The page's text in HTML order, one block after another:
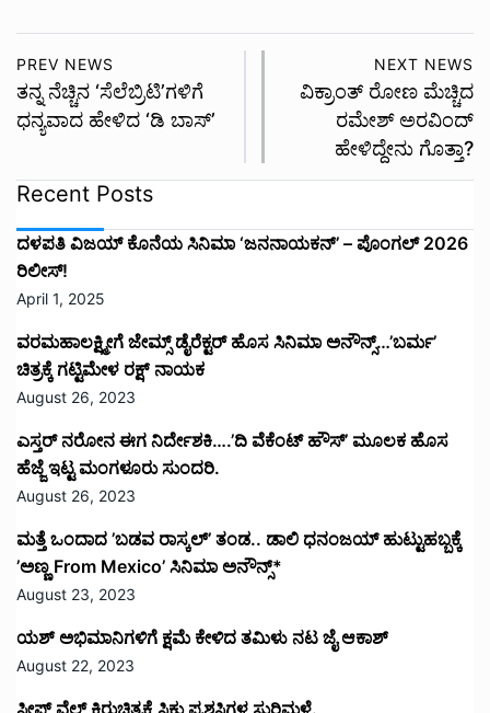
ಹೆಜ್ಜೆ ಇಟ್ಟ ಮಂಗಳೂರು ಸುಂದರಿ.
August 26, 2023
ಮತ್ತೆ ಒಂದಾದ ’ಬಡವ ರಾಸ್ಕಲ್’ ತಂಡ.. ಡಾಲಿ ಧನಂಜಯ್ ಹುಟ್ಟುಹಬ್ಬಕ್ಕೆ
’ಅಣ್ಣ From Mexico’ ಸಿನಿಮಾ ಅನೌನ್ಸ್*
ಯಶ್ ಅಭಿಮಾನಿಗಳಿಗೆ ಕ್ಷಮೆ ಕೇಳಿದ ತಮಿಳು ನಟ ಜೈ ಆಕಾಶ್
August 22, 2023
ಸ್ಲೀಪ್ ವೆಲ್ ಕಿರುಚಿತ್ರಕ್ಕೆ ಸಿಕ್ತು ಪ್ರಶಸ್ತಿಗಳ ಸುರಿಮಳೆ.
August 2, 2023
ಸಿನಿಮಾಟೋಗ್ರಾಫರ್ ಮಸೂದೆ ಅಂಗೀಕಾರ, ಪೈರಸಿಗೆ ಬಿತ್ತು ಬ್ರೇಕ್,
ನಿಯಮ ಉಲ್ಲಂಘಿಸಿದರೆ ಜೈಲೂಟ ಗ್ಯಾರಂಟಿ.
August 1, 2023
ವಾ…ವಾ…ವಾ…ವಾಮನ ಹಾಡು ಬಂತು….ಶೋಕ್ದಾರ್ ಧನ್ವೀರ್ ಮಾಸ್
ಎಂಟ್ರಿ
July 31, 2023
ಡೈರೆಕ್ಟರ್ ಕ್ಯಾಪ್ ತೊಟ್ಟ ಚುಟು ಚುಟು ಕೋರಿಯೋಗ್ರಫರ್..ಹೀರೋ ಆದ
ಭೂಷಣ್ ಮಾಸ್ಟರ್ ಈಗ ಡೈರೆಕ್ಟರ್…
July 24, 2023
‘ಹಾಸ್ಟೆಲ್ ಹುಡುಗರಿಗೆ’ ಜಯ..ಕೇಸ್ ಗೆದ್ದ ಖುಷಿಯಲ್ಲಿ ಬಾಯ್ಸ್
ಸಂಭ್ರಮ..ರಮ್ಯಾ ಲೇಡಿ ಸೂಪರ್ ಸ್ಟಾರ್ ಎಂದ ಹಾಸ್ಟೆಲ್ ಹುಡುಗರು
ಬೇಕಾಗಿದ್ದಾರೆ ಡೈರೆಕ್ಟರ್.